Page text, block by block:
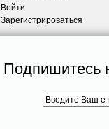
Подпишитесь
Войти
Зарегистрироваться